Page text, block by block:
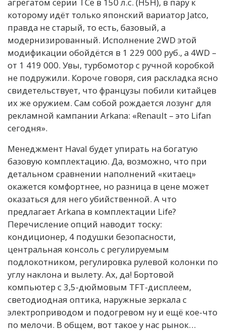
которому идёт только японский вариатор Jatco,
правда не старый, то есть, базовый, а
модернизированный. Исполнение 2WD этой
модификации обойдётся в 1 229 000 руб., а 4WD –
от 1 419 000. Увы, турбомотор с ручной коробкой
не подружили. Короче говоря, сия раскладка ясно
свидетельствует, что французы побили китайцев
их же оружием. Сам собой рождается лозунг для
рекламной кампании Arkana: «Renault – это Lifan
сегодня».
Менеджмент Haval будет упирать на богатую
базовую комплектацию. Да, возможно, что при
детальном сравнении наполнений «китаец»
окажется комфортнее, но разница в цене может
оказаться для него убийственной. А что
предлагает Arkana в комплектации Life?
Перечисление опций наводит тоску:
кондиционер, 4 подушки безопасности,
центральная консоль с регулируемым
подлокотником, регулировка рулевой колонки по
углу наклона и вылету. Ах, да! Бортовой
компьютер с 3,5-дюймовым TFT-дисплеем,
светодиодная оптика, наружные зеркала с
электроприводом и подогревом ну и ещё кое-что
по мелочи. В общем, вот такое у нас рынок…